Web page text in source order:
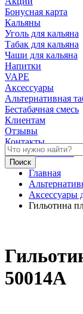
Бонусная карта
Кальяны
Уголь для кальяна
Табак для кальяна
Чаши для кальяна
Напитки
VAPE
Аксессуары
Альтернативная
Бестабачная смесь
Клиентам
Отзывы
Контакты
Личный кабинет
Главная
Аксессуары
Гильотина
50014А